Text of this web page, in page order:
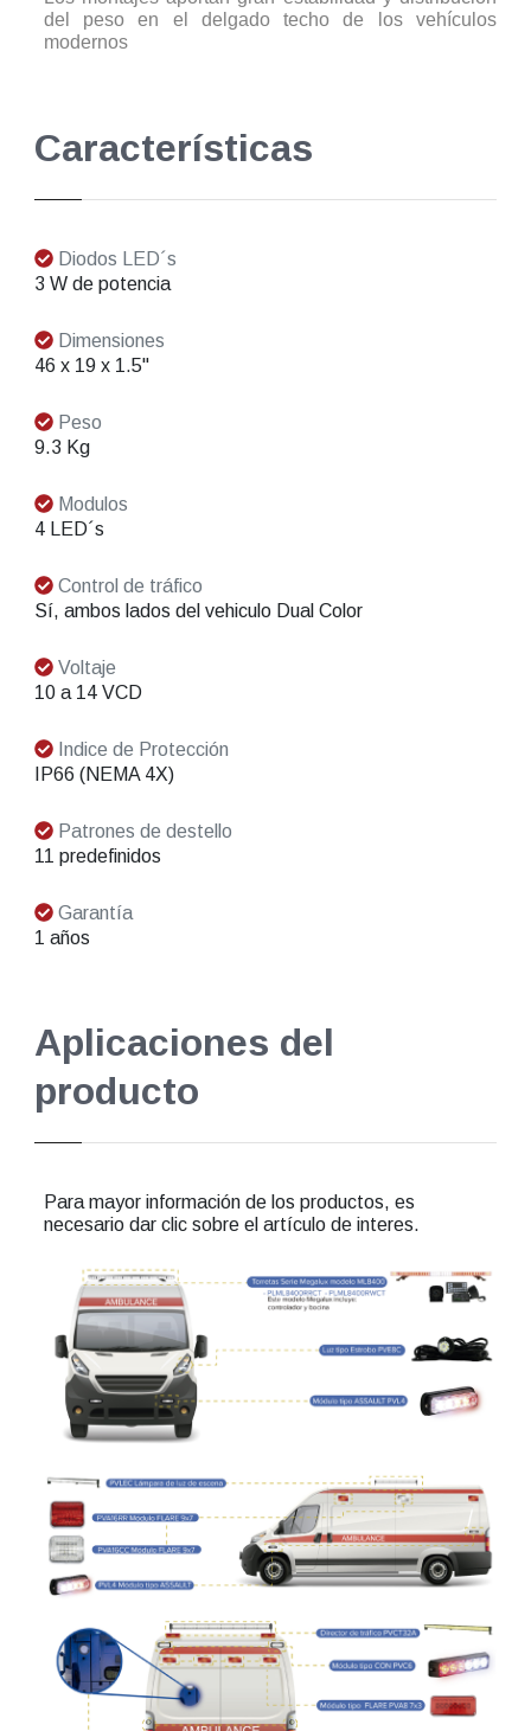
del peso en el delgado techo de los vehículos
modernos
Características
Diodos LED´s
3 W de potencia
Dimensiones
46 x 19 x 1.5"
Peso
9.3 Kg
Modulos
4 LED´s
Control de tráfico
Sí, ambos lados del vehiculo Dual Color
Voltaje
10 a 14 VCD
Indice de Protección
IP66 (NEMA 4X)
Patrones de destello
11 predefinidos
Garantía
1 años
Aplicaciones del
producto
Para mayor información de los productos, es
necesario dar clic sobre el artículo de interes.